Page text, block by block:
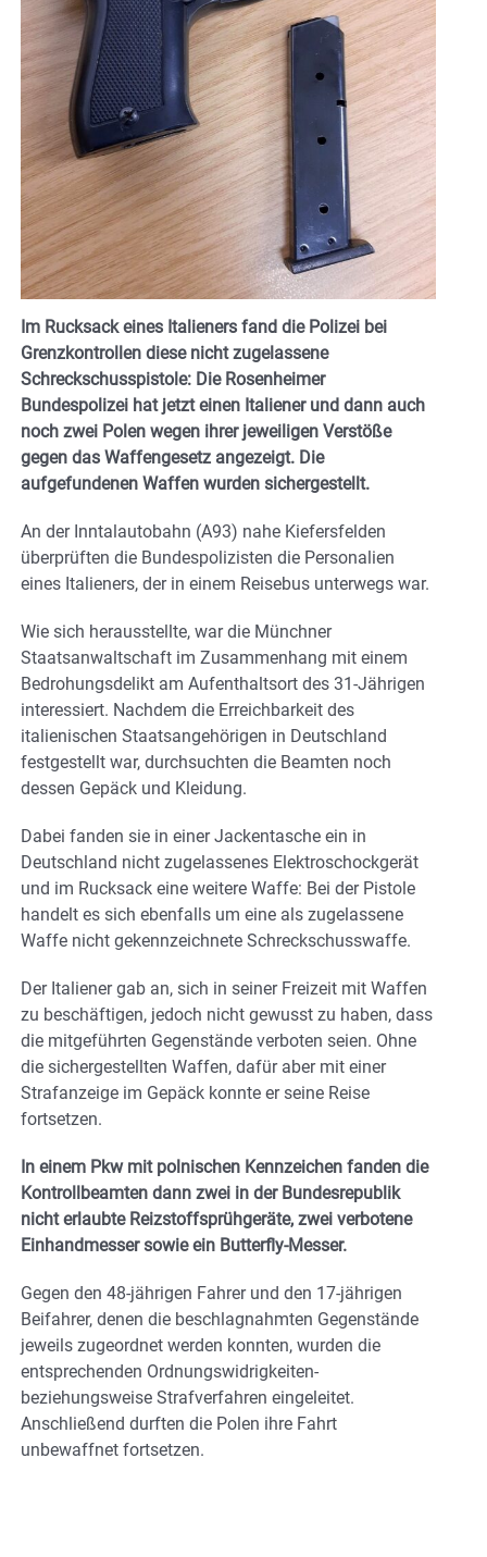
Im Rucksack eines Italieners fand die Polizei bei
Grenzkontrollen diese nicht zugelassene
Schreckschusspistole: Die Rosenheimer
Bundespolizei hat jetzt einen Italiener und dann auch
noch zwei Polen wegen ihrer jeweiligen Verstöße
gegen das Waffengesetz angezeigt. Die
aufgefundenen Waffen wurden sichergestellt.
An der Inntalautobahn (A93) nahe Kiefersfelden
überprüften die Bundespolizisten die Personalien
eines Italieners, der in einem Reisebus unterwegs war.
Wie sich herausstellte, war die Münchner
Staatsanwaltschaft im Zusammenhang mit einem
Bedrohungsdelikt am Aufenthaltsort des 31-Jährigen
interessiert. Nachdem die Erreichbarkeit des
italienischen Staatsangehörigen in Deutschland
festgestellt war, durchsuchten die Beamten noch
dessen Gepäck und Kleidung.
Dabei fanden sie in einer Jackentasche ein in
Deutschland nicht zugelassenes Elektroschockgerät
und im Rucksack eine weitere Waffe: Bei der Pistole
handelt es sich ebenfalls um eine als zugelassene
Waffe nicht gekennzeichnete Schreckschusswaffe.
Der Italiener gab an, sich in seiner Freizeit mit Waffen
zu beschäftigen, jedoch nicht gewusst zu haben, dass
die mitgeführten Gegenstände verboten seien. Ohne
die sichergestellten Waffen, dafür aber mit einer
Strafanzeige im Gepäck konnte er seine Reise
fortsetzen.
In einem Pkw mit polnischen Kennzeichen fanden die
Kontrollbeamten dann zwei in der Bundesrepublik
nicht erlaubte Reizstoffsprühgeräte, zwei verbotene
Einhandmesser sowie ein Butterfly-Messer.
Gegen den 48-jährigen Fahrer und den 17-jährigen
Beifahrer, denen die beschlagnahmten Gegenstände
jeweils zugeordnet werden konnten, wurden die
entsprechenden Ordnungswidrigkeiten-
beziehungsweise Strafverfahren eingeleitet.
Anschließend durften die Polen ihre Fahrt
unbewaffnet fortsetzen.